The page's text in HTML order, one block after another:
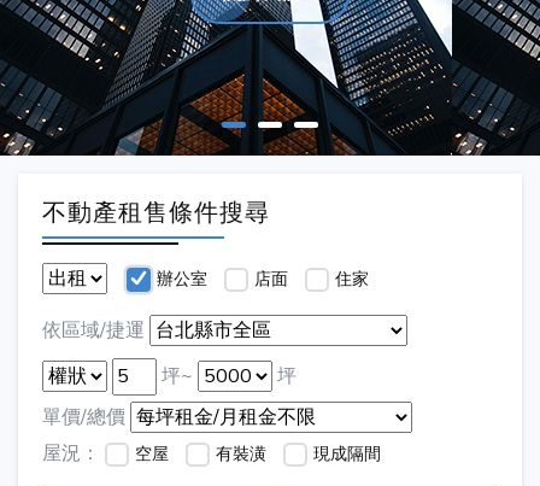
不動產租售條件搜尋
辦公室 店面 住家
依區域/捷運
坪~
坪
單價/總價
屋況：
空屋 有裝潢 現成隔間